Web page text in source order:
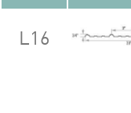
L16